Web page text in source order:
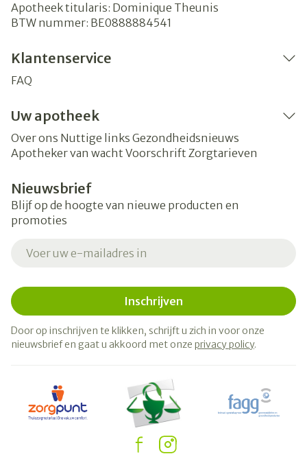
Apotheek titularis: Dominique Theunis
BTW nummer: BE0888884541
Klantenservice
FAQ
Uw apotheek
Over ons Nuttige links Gezondheidsnieuws
Apotheker van wacht Voorschrift Zorgtarieven
Nieuwsbrief
Blijf op de hoogte van nieuwe producten en
promoties
Inschrijven
Door op inschrijven te klikken, schrijft u zich in voor onze
nieuwsbrief en gaat u akkoord met onze privacy policy.